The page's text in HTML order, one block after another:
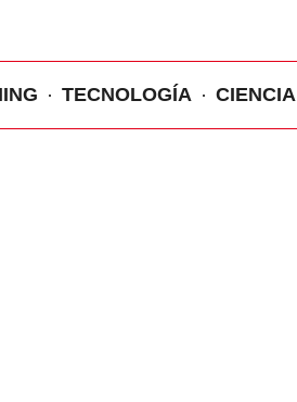
TECNOLOGÍA CIENCIA